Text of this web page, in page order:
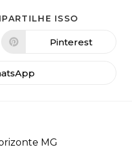
ISSO
Pinterest
MG